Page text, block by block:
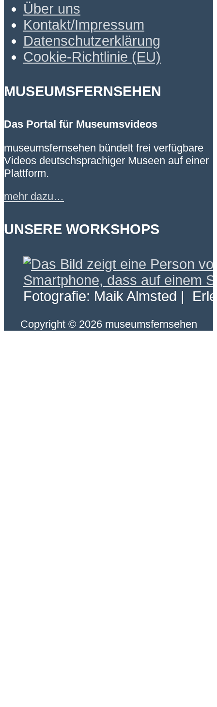
Über uns
Kontakt/Impressum
Datenschutzerklärung
Cookie-Richtlinie (EU)
MUSEUMSFERNSEHEN
Das Portal für Museumsvideos
museumsfernsehen bündelt frei verfügbare
Videos deutschsprachiger Museen auf einer
Plattform.
mehr dazu…
UNSERE WORKSHOPS
Fotografie: Maik Almsted |
Copyright © 2026 museumsfernsehen